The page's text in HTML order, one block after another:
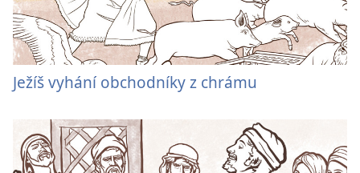
Ježíš vyhání obchodníky z chrámu